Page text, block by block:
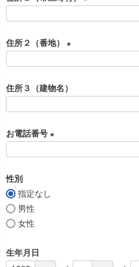
住所２（番地）
須
住所３（建物名）
お電話番号
性別
指定なし
男性
女性
生年月日